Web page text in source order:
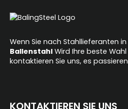
Wenn Sie nach Stahllieferanten
Ballenstahl Wird Ihre beste
kontaktieren Sie uns, es
KONTAKTIEREN SIE UNS